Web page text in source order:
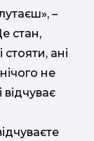
–
стан,
ані
не